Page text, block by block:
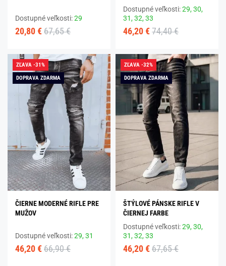
Dostupné veľkosti:29
20,80 € 67,65 €
Dostupné veľkosti:29,30,
31,32,33
46,20 € 74,40 €
ZĽAVA -31%
DOPRAVA ZDARMA
ČIERNE MODERNÉ RIFLE PRE
MUŽOV
Dostupné veľkosti:29,31
46,20 € 66,90 €
ZĽAVA -32%
DOPRAVA ZDARMA
ŠTÝLOVÉ PÁNSKE RIFLE V
ČIERNEJ FARBE
Dostupné veľkosti:29,30,
31,32,33
46,20 € 67,65 €